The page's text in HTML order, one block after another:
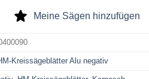
Meine Sägen hinzufügen
Kreissägeblätter Alu negativ